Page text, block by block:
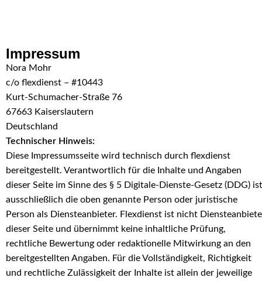
Impressum
Nora Mohr
c/o flexdienst – #10443
Kurt-Schumacher-Straße 76
67663 Kaiserslautern
Deutschland
Technischer Hinweis:
Diese Impressumsseite wird technisch durch flexdienst
bereitgestellt. Verantwortlich für die Inhalte und Angaben
dieser Seite im Sinne des § 5 Digitale-Dienste-Gesetz (DDG) ist
ausschließlich die oben genannte Person oder juristische
Person als Diensteanbieter. Flexdienst ist nicht
dieser Seite und übernimmt keine inhaltliche Prüfung,
rechtliche Bewertung oder redaktionelle Mitwirkung an den
bereitgestellten Angaben. Für die Vollständigkeit, Richtigkeit
und rechtliche Zulässigkeit der Inhalte ist allein der jeweilige